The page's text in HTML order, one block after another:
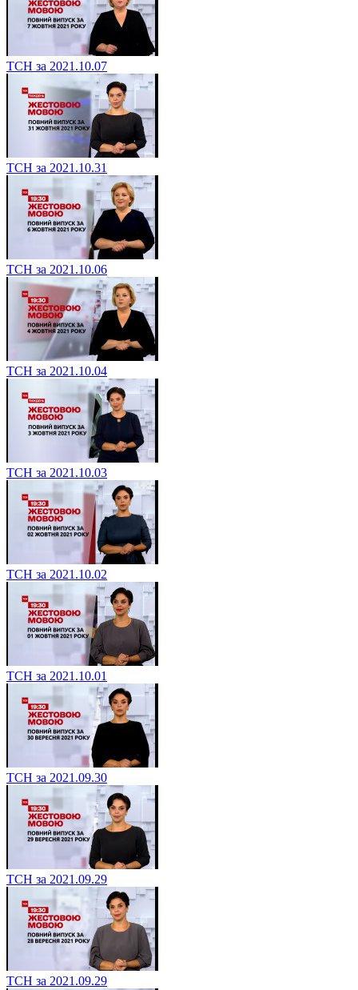
ТСН за 2021.10.07
ТСН за 2021.10.31
ТСН за 2021.10.06
ТСН за 2021.10.04
ТСН за 2021.10.03
ТСН за 2021.10.02
ТСН за 2021.10.01
ТСН за 2021.09.30
ТСН за 2021.09.29
ТСН за 2021.09.29